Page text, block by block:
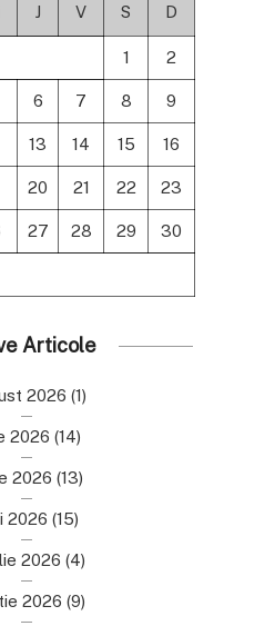
J V S D
1 2
6 7 8 9
13 14 15 16
20 21 22 23
27 28 29 30
Articole
2026 (1)
2026 (14)
2026 (13)
2026 (15)
2026 (4)
2026 (9)